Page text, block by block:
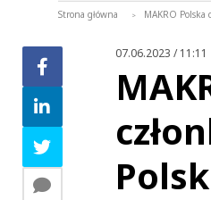
Strona główna > MAKRO Polska
07.06.2023 / 11:11